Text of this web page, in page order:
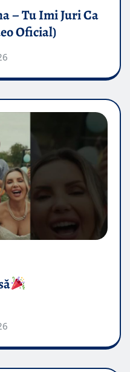
– Tu Imi Juri Ca
Oficial)